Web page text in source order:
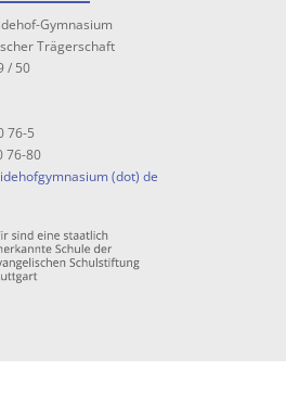
Gymnasium
Trägerschaft
/ 50
76-5
76-80
(dot) de